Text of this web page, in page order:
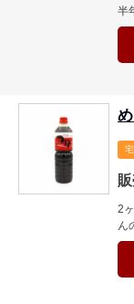
半
2
ん